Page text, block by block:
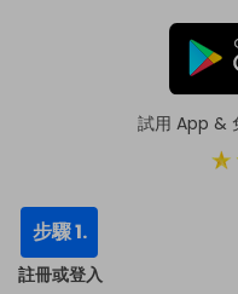
試用 App &
步驟 1.
註冊或登入